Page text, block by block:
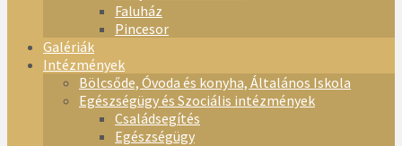
Faluház
Pincesor
Galériák
Intézmények
Bölcsőde, Óvoda és konyha, Általános Iskola
Egészségügy és Szociális intézmények
Családsegítés
Egészségügy